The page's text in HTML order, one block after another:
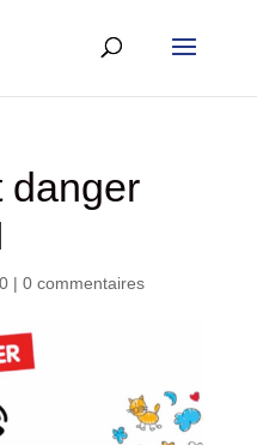
danger
| 0 commentaires